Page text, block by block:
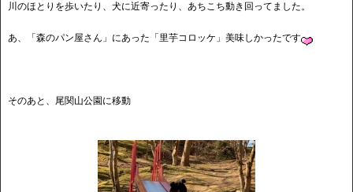
川のほとりを歩いたり、犬に近寄ったり、あちこち動き回ってました。
あ、「森のパン屋さん」にあった「里芋コロッケ」美味しかったです
そのあと、尾関山公園に移動